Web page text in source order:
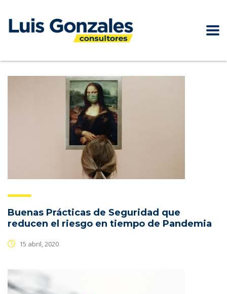
Buenas Prácticas de Seguridad que
reducen el riesgo en tiempo de Pandemia
15 abril, 2020